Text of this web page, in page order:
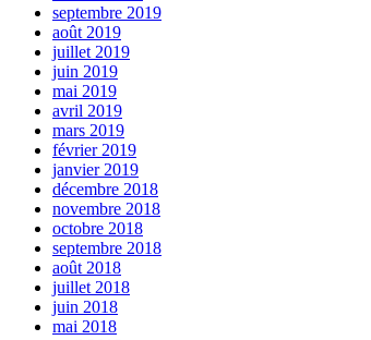
septembre 2019
août 2019
juillet 2019
juin 2019
mai 2019
avril 2019
mars 2019
février 2019
janvier 2019
décembre 2018
novembre 2018
octobre 2018
septembre 2018
août 2018
juillet 2018
juin 2018
mai 2018